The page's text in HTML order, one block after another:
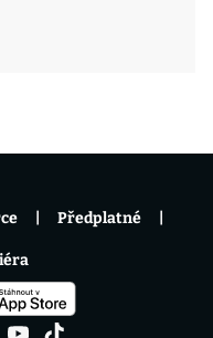
Předplatné